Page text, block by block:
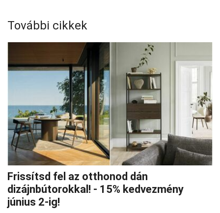
További cikkek
Frissítsd fel az otthonod dán
dizájnbútorokkal! - 15% kedvezmény
június 2-ig!